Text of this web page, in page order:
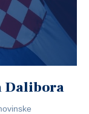
Dalibora